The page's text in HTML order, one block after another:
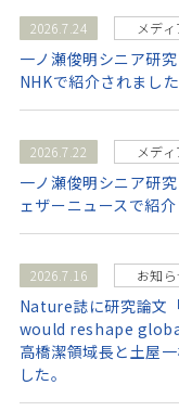
2026.7.24 メディ
一ノ瀬俊明シニア研
NHKで紹介されまし
2026.7.22 メディ
一ノ瀬俊明シニア研
ェザーニュースで紹
2026.7.16 お知ら
Nature誌に研究論
would reshape
高橋潔領域長と土屋
した。